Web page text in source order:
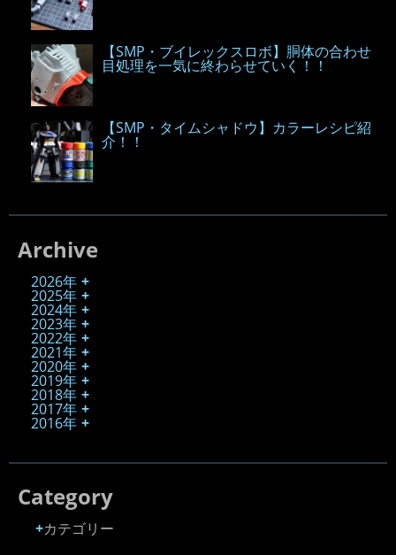
【SMP・ブイレックスロボ】胴体の合わせ
目処理を一気に終わらせていく！！
【SMP・タイムシャドウ】カラーレシピ紹
介！！
Archive
2026年
2025年
2024年
2023年
2022年
2021年
2020年
2019年
2018年
2017年
2016年
Category
カテゴリー